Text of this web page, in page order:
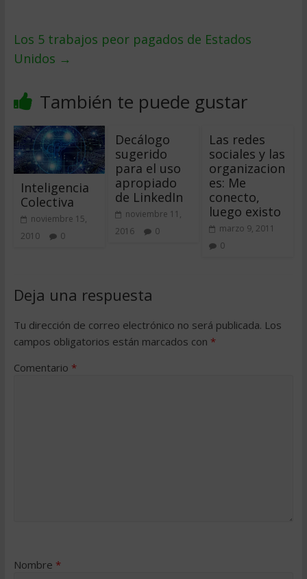
Los 5 trabajos peor pagados de Estados
Unidos →
También te puede gustar
Inteligencia
Colectiva
noviembre 15,
2010
0
Decálogo
sugerido
para el uso
apropiado
de LinkedIn
noviembre 11,
2016
0
Las redes
sociales y las
organizacion
es: Me
conecto,
luego existo
marzo 9, 2011
0
Deja una respuesta
Tu dirección de correo electrónico no será publicada. Los
campos obligatorios están marcados con *
Comentario *
Nombre *